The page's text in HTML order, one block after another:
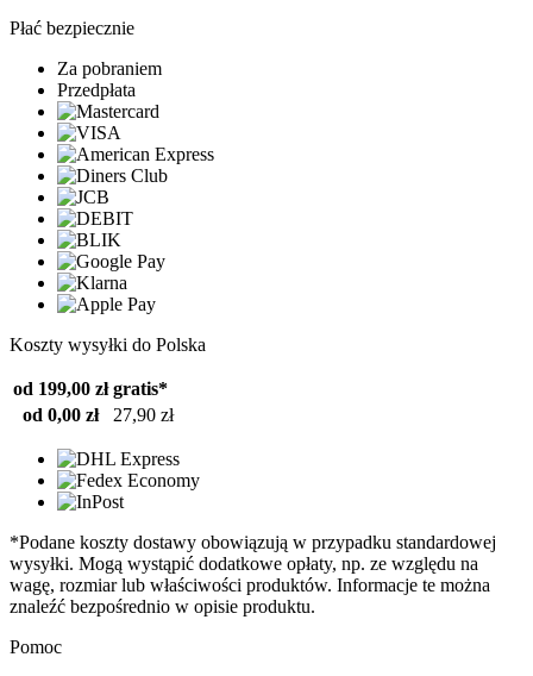
Płać bezpiecznie
Za pobraniem
Przedpłata
Koszty wysyłki do Polska
od 199,00 zł gratis*
od 0,00 zł
27,90 zł
*Podane koszty dostawy obowiązują w przypadku standardowej
wysyłki. Mogą wystąpić dodatkowe opłaty, np. ze względu na
wagę, rozmiar lub właściwości produktów. Informacje te można
znaleźć bezpośrednio w opisie produktu.
Pomoc